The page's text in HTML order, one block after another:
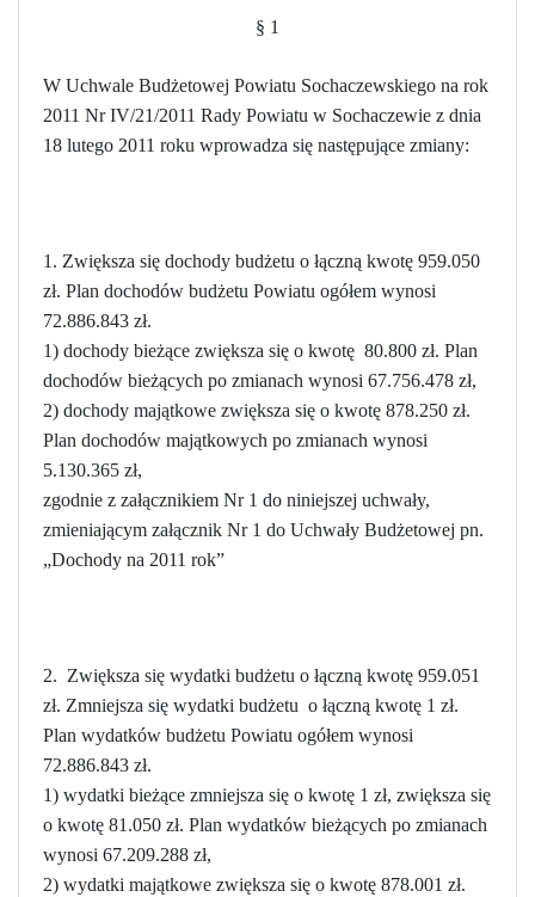
§ 1
W Uchwale Budżetowej Powiatu Sochaczewskiego na rok
2011 Nr IV/21/2011 Rady Powiatu w Sochaczewie z dnia
18 lutego 2011 roku wprowadza się następujące zmiany:
1. Zwiększa się dochody budżetu o łączną kwotę 959.050
zł. Plan dochodów budżetu Powiatu ogółem wynosi
72.886.843 zł.
1) dochody bieżące zwiększa się o kwotę 80.800 zł. Plan
dochodów bieżących po zmianach wynosi 67.756.478 zł,
2) dochody majątkowe zwiększa się o kwotę 878.250 zł.
Plan dochodów majątkowych po zmianach wynosi
5.130.365 zł,
zgodnie z załącznikiem Nr 1 do niniejszej uchwały,
zmieniającym załącznik Nr 1 do Uchwały Budżetowej pn.
„Dochody na 2011 rok”
2. Zwiększa się wydatki budżetu o łączną kwotę 959.051
zł. Zmniejsza się wydatki budżetu o łączną kwotę 1 zł.
Plan wydatków budżetu Powiatu ogółem wynosi
72.886.843 zł.
1) wydatki bieżące zmniejsza się o kwotę 1 zł, zwiększa się
o kwotę 81.050 zł. Plan wydatków bieżących po zmianach
wynosi 67.209.288 zł,
2) wydatki majątkowe zwiększa się o kwotę 878.001 zł.